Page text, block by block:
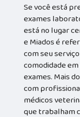
Se você está
exames
está no lugar
e Miados é
com seu
comodidade
exames. Mais
com
médicos
que trabalham